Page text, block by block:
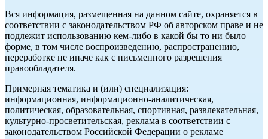
Вся информация, размещенная на данном сайте, охраняется в
соответствии с законодательством РФ об авторском праве и не
подлежит использованию кем-либо в какой бы то ни было
форме, в том числе воспроизведению, распространению,
переработке не иначе как с письменного разрешения
правообладателя.
Примерная тематика и (или) специализация:
информационная, информационно-аналитическая,
политическая, образовательная, спортивная, развлекательная,
культурно-просветительская, реклама в соответствии с
законодательством Российской Федерации о рекламе